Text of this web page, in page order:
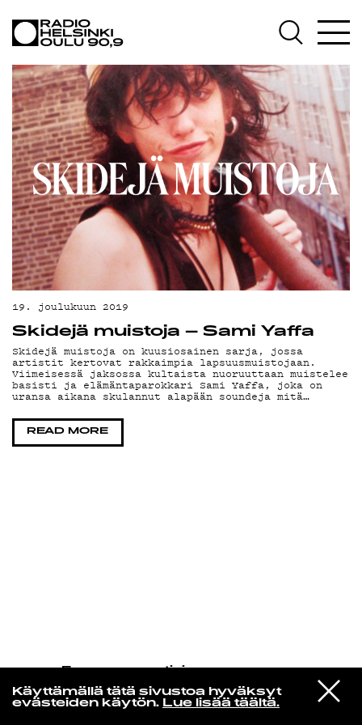
Käyttämällä tätä sivustoa hyväksyt
evästeiden käytön. Lue lisää täältä.
VIESTI
STUDIOON
Espresso martini
La Vita Nuova (feat. Caroline
Polachek)
AJANKOHTAISTA
OHJELMAT
TEKIJÄT
ON-DEMAND
PODCAST
MAINOSTA
YHTEYSTIEDOT
G LIVELAB
YSTÄVÄKLUBI
TIETOSUOJA
KIRJAUDU SISÄÄN
19. joulukuun 2019
Skidejä muistoja – Sami Yaffa
Skidejä muistoja on kuusiosainen sarja, jossa
artistit kertovat rakkaimpia lapsuusmuistojaan.
Viimeisessä jaksossa kultaista nuoruuttaan muistelee
basisti ja elämäntaparokkari Sami Yaffa, joka on
uransa aikana skulannut alapään soundeja mitä…
READ MORE